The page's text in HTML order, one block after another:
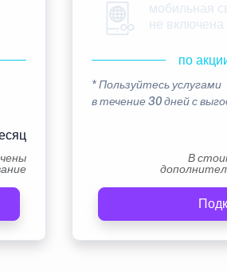
мобильная
не
по
* Пользуйтесь услугами
в течение 30 дней с
В